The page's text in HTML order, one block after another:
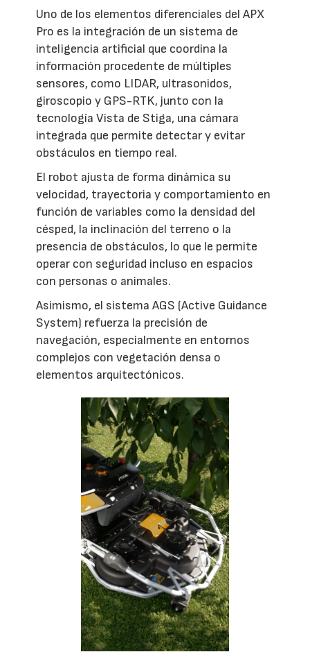
Uno de los elementos diferenciales del APX
Pro es la integración de un sistema de
inteligencia artificial que coordina la
información procedente de múltiples
sensores, como LIDAR, ultrasonidos,
giroscopio y GPS-RTK, junto con la
tecnología Vista de Stiga, una cámara
integrada que permite detectar y evitar
obstáculos en tiempo real.
El robot ajusta de forma dinámica su
velocidad, trayectoria y comportamiento en
función de variables como la densidad del
césped, la inclinación del terreno o la
presencia de obstáculos, lo que le permite
operar con seguridad incluso en espacios
con personas o animales.
Asimismo, el sistema AGS (Active Guidance
System) refuerza la precisión de
navegación, especialmente en entornos
complejos con vegetación densa o
elementos arquitectónicos.